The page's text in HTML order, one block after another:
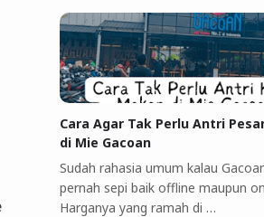
Cara Agar Tak Perlu Antri
di Mie Gacoan
Sudah rahasia umum kalau
pernah sepi baik offline maupun
Harganya yang ramah di …